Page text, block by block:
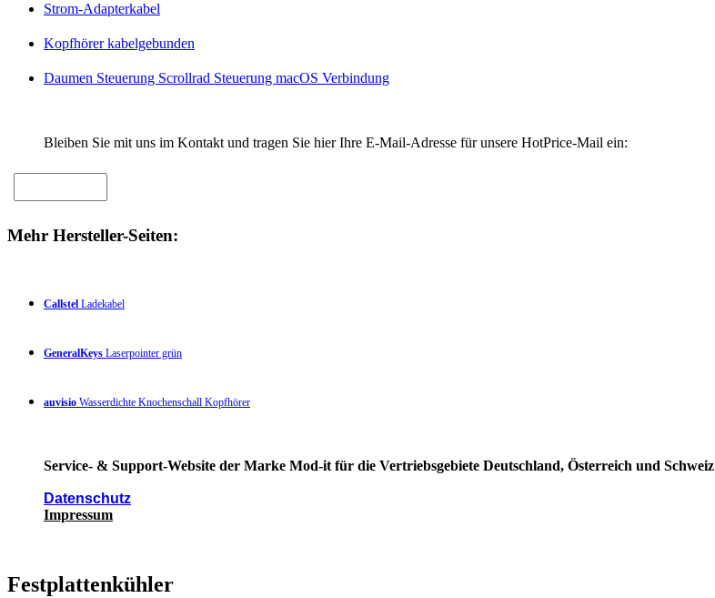
Strom-Adapterkabel
Kopfhörer kabelgebunden
Daumen Steuerung Scrollrad Steuerung macOS Verbindung
Bleiben Sie mit uns im Kontakt und tragen Sie hier Ihre E-Mail-Adresse für unsere HotPrice-Mail ein:
Mehr Hersteller-Seiten:
Callstel Ladekabel
GeneralKeys Laserpointer grün
auvisio Wasserdichte Knochenschall Kopfhörer
Service- & Support-Website der Marke Mod-it für die Vertriebsgebiete Deutschland, Österreich und Schweiz
Datenschutz
Impressum
Festplattenkühler